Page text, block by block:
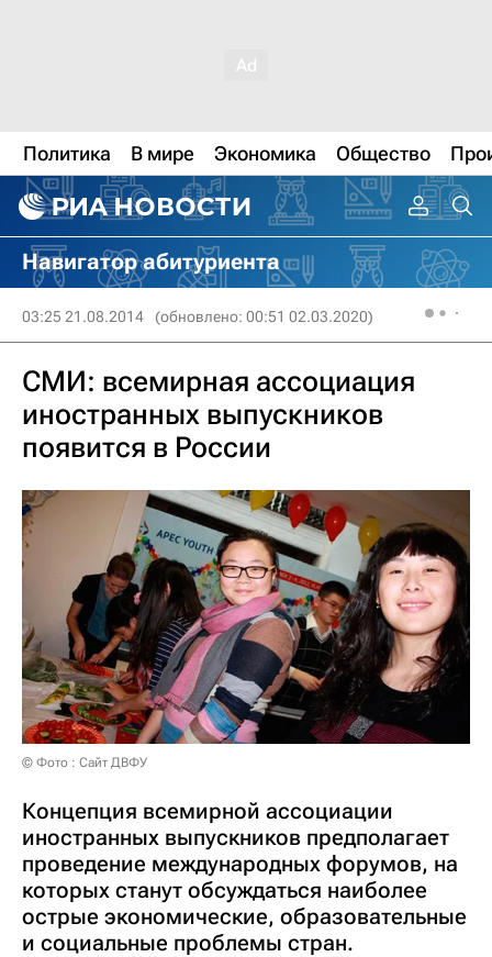
Политика В мире Экономика Общество
Навигатор абитуриента
03:25 21.08.2014 (обновлено: 00:51 02.03.2020)
СМИ: всемирная ассоциация
иностранных выпускников
появится в России
© Фото : Сайт ДВФУ
Концепция всемирной ассоциации
иностранных выпускников предполагает
проведение международных форумов, на
которых станут обсуждаться наиболее
острые экономические, образовательные
и социальные проблемы стран.